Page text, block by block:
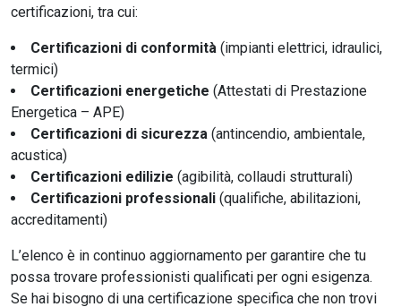
certificazioni, tra cui:
Certificazioni di conformità (impianti elettrici, idraulici,
termici)
Certificazioni energetiche (Attestati di Prestazione
Energetica – APE)
Certificazioni di sicurezza (antincendio, ambientale,
acustica)
Certificazioni edilizie (agibilità, collaudi strutturali)
Certificazioni professionali (qualifiche, abilitazioni,
accreditamenti)
L’elenco è in continuo aggiornamento per garantire che tu
possa trovare professionisti qualificati per ogni esigenza.
Se hai bisogno di una certificazione specifica che non trovi